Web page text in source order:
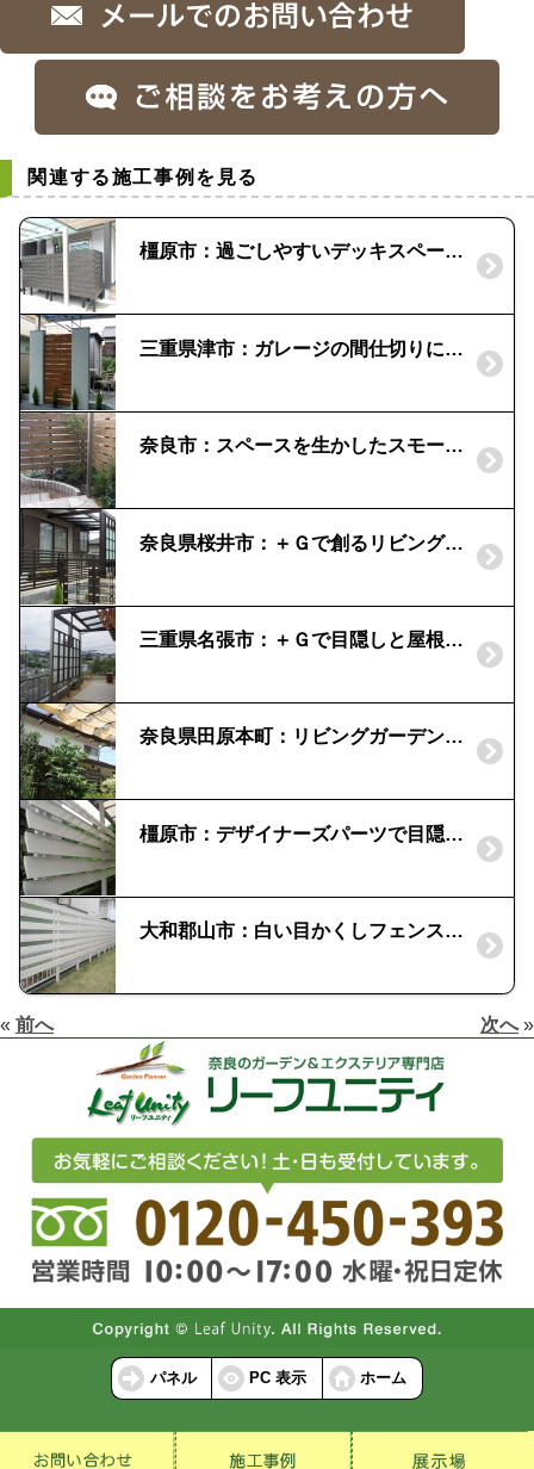
関連する施工事例を見る
橿原市：過ごしやすいデッキスペースへリフォーム｜目かくしフェンス
三重県津市：ガレージの間仕切りにウォールを
奈良市：スペースを生かしたスモールガーデンに｜板塀の目かくし
奈良県桜井市：＋Ｇで創るリビングガーデン｜目かくしと屋根をオシャレに一体化
三重県名張市：＋Ｇで目隠しと屋根を一体化｜リビングガーデン事例
奈良県田原本町：リビングガーデンに必要なもの、ポーチガーデン「タカショー」｜目隠しフェンス
橿原市：デザイナーズパーツで目隠し
大和郡山市：白い目かくしフェンス｜フェンスAA施工例
« 前へ 次へ»
パネル PC 表示 ホーム